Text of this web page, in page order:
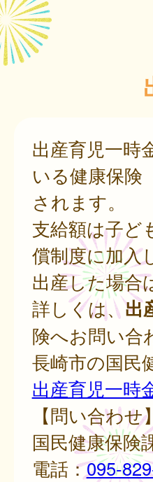
出産育児一時
いる健康保険
されます。
支給額は子ど
償制度に加入
出産した場合
詳しくは、出
険へお問い合
長崎市の国民
出産育児一時
【問い合わせ】
国民健康保険
電話：095-